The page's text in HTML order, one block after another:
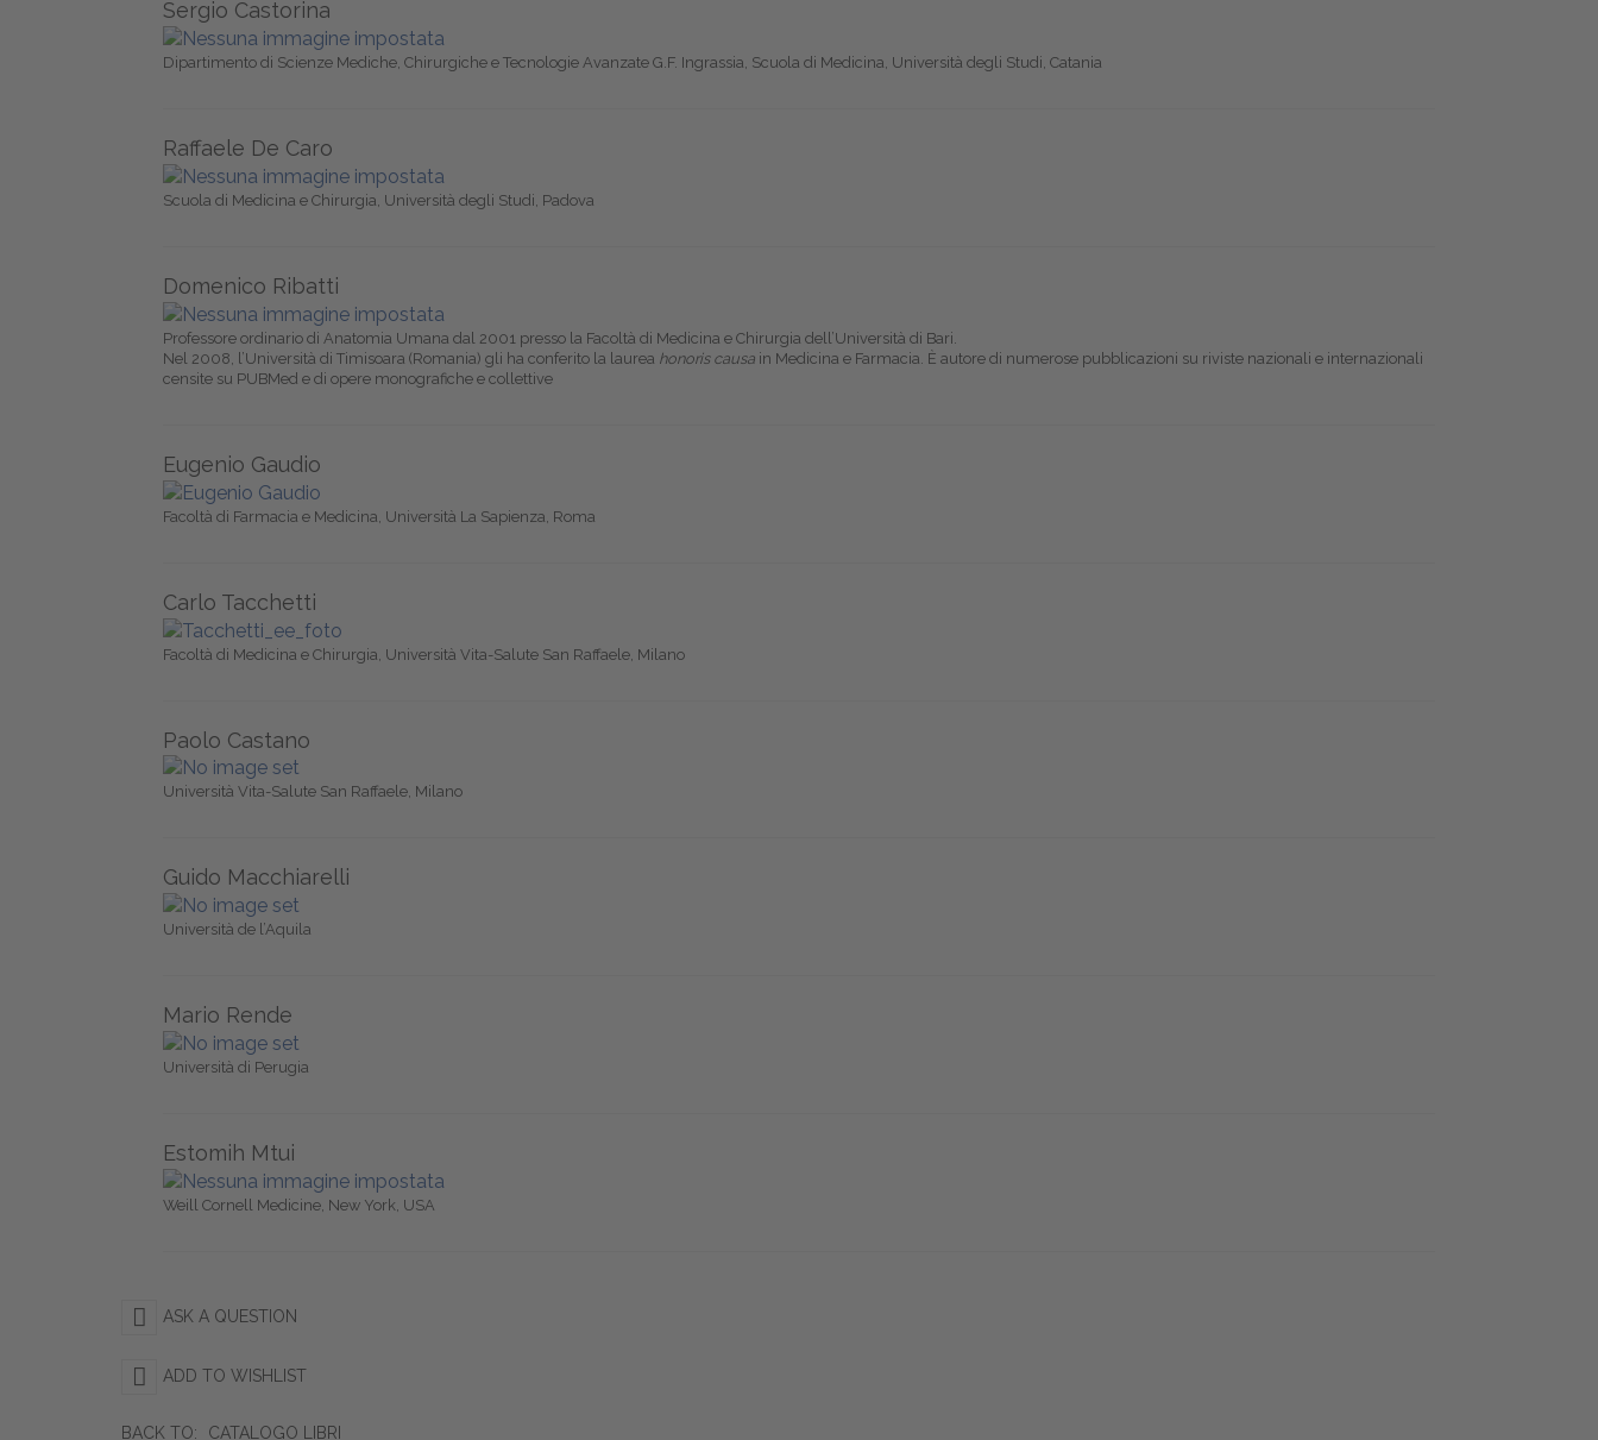
Sergio Castorina
Dipartimento di Scienze Mediche, Chirurgiche e Tecnologie Avanzate G.F. Ingrassia, Scuola di Medicina, Università degli Studi, Catania
Raffaele De Caro
Scuola di Medicina e Chirurgia, Università degli Studi, Padova
Domenico Ribatti
Professore ordinario di Anatomia Umana dal 2001 presso la Facoltà di Medicina e Chirurgia dell’Università di Bari.
Nel 2008, l’Università di Timisoara (Romania) gli ha conferito la laurea honoris causa in Medicina e Farmacia. È autore di numerose pubblicazioni su riviste nazionali e internazionali
censite su PUBMed e di opere monografiche e collettive
Eugenio Gaudio
Facoltà di Farmacia e Medicina, Università La Sapienza, Roma
Carlo Tacchetti
Facoltà di Medicina e Chirurgia, Università Vita-Salute San Raffaele, Milano
Paolo Castano
Università Vita-Salute San Raffaele, Milano
Guido Macchiarelli
Università de l’Aquila
Mario Rende
Università di Perugia
Estomih Mtui
Weill Cornell Medicine, New York, USA
ASK A QUESTION
ADD TO WISHLIST
BACK TO: CATALOGO LIBRI